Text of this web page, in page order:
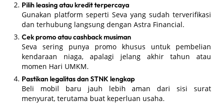
Pilih leasing atau kredit terpercaya
Gunakan platform seperti Seva yang sudah terverifikasi
dan terhubung langsung dengan Astra Financial.
Cek promo atau cashback musiman
Seva sering punya promo khusus untuk pembelian
kendaraan niaga, apalagi jelang akhir tahun atau
momen Hari UMKM.
Pastikan legalitas dan STNK lengkap
Beli mobil baru jauh lebih aman dari sisi surat
menyurat, terutama buat keperluan usaha.